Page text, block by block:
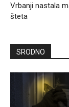
Vrbanji nastala
šteta
SRODNO